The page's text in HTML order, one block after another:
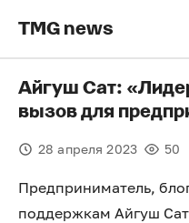
TMG news
Айгуш Сат:
вызов для
28 апреля 2023 50
Предприниматель,
поддержкам Айгуш Сат